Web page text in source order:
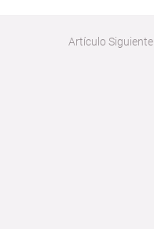
Artículo Siguiente